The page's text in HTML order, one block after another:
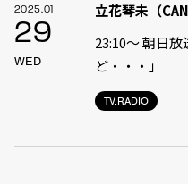
2025.01
29
WED
TV.RADIO
立花琴未（
23:10〜 朝日
ど・・・」